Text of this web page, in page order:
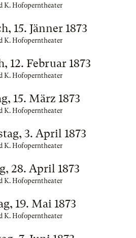
K. Hofoperntheater
15. Jänner 1873
K. Hofoperntheater
12. Februar 1873
K. Hofoperntheater
15. März 1873
K. Hofoperntheater
3. April 1873
K. Hofoperntheater
28. April 1873
K. Hofoperntheater
19. Mai 1873
K. Hofoperntheater